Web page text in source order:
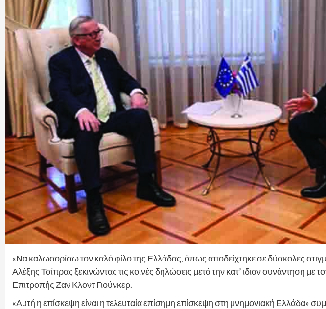
«Να καλωσορίσω τον καλό φίλο της Ελλάδας, όπως αποδείχτηκε σε δύσκολες
Αλέξης Τσίπρας ξεκινώντας τις κοινές δηλώσεις μετά την κατ’ ιδιαν συνάντηση
Επιτροπής Ζαν Κλοντ Γιούνκερ.
«Αυτή η επίσκεψη είναι η τελευταία επίσημη επίσκεψη στη μνημονιακή Ελλάδα»